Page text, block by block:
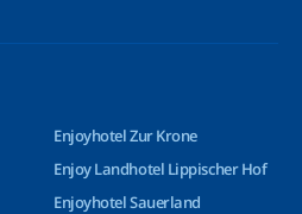
Enjoyhotel Zur Krone
Enjoy Landhotel Lippischer Hof
Enjoyhotel Sauerland